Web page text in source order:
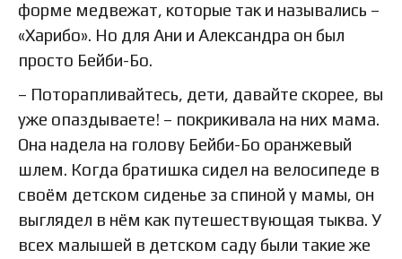
форме медвежат, которые так и назывались –
«Харибо». Но для Ани и Александра он был
просто Бейби-Бо.
– Поторапливайтесь, дети, давайте скорее, вы
уже опаздываете! – покрикивала на них мама.
Она надела на голову Бейби-Бо оранжевый
шлем. Когда братишка сидел на велосипеде в
своём детском сиденье за спиной у мамы, он
выглядел в нём как путешествующая тыква. У
всех малышей в детском саду были такие же